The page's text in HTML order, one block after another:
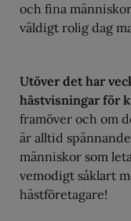
och fina
väldigt rolig dag
Utöver det har
hästvisningar för
framöver och om
är alltid
människor som
vemodigt såklart
hästföretagare!